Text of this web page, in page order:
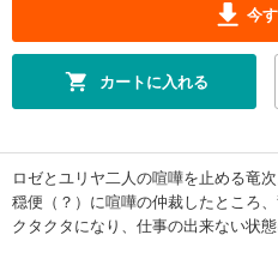
今
カートに入れる
ロゼとユリヤ二人の喧嘩を止める竜次
穏便（？）に喧嘩の仲裁したところ
クタクタになり、仕事の出来ない状態